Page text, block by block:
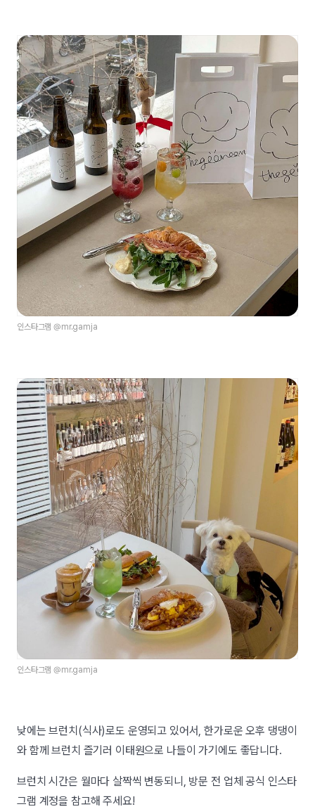
인스타그램 @mr.gamja
인스타그램 @mr.gamja
낮에는 브런치(식사)로도 운영되고 있어서, 한가로운 오후 댕댕이
와 함께 브런치 즐기러 이태원으로 나들이 가기에도 좋답니다.
브런치 시간은 월마다 살짝씩 변동되니, 방문 전 업체 공식 인스타
그램 계정을 참고해 주세요!